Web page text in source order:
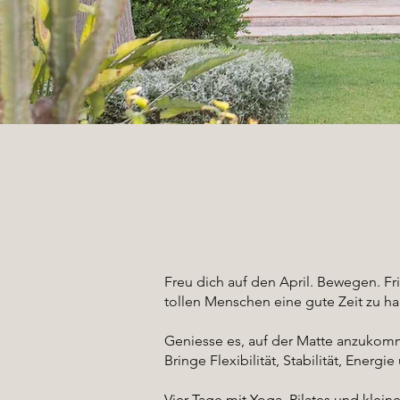
Freu dich auf den April. Bewegen.
tollen Menschen eine gute Zeit zu
Geniesse es, auf der Matte
Bringe Flexibilität, Stabilität,